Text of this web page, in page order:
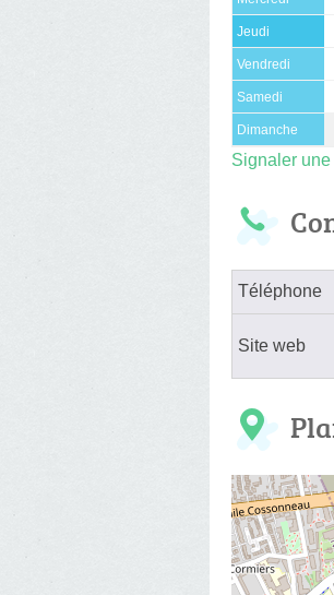
Jeudi
Vendredi
Samedi
Dimanche
Signaler une
Téléphone
Site web